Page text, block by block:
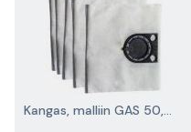
Kangas, malliin GAS 50, 5 kpl